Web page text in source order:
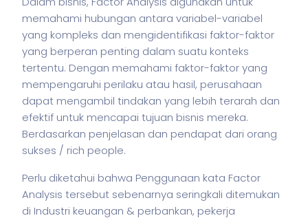
memahami hubungan antara variabel-variabel
yang kompleks dan mengidentifikasi faktor-faktor
yang berperan penting dalam suatu konteks
tertentu. Dengan memahami faktor-faktor yang
mempengaruhi perilaku atau hasil, perusahaan
dapat mengambil tindakan yang lebih terarah dan
efektif untuk mencapai tujuan bisnis mereka.
Berdasarkan penjelasan dan pendapat dari orang
sukses / rich people.
Perlu diketahui bahwa Penggunaan kata Factor
Analysis tersebut sebenarnya seringkali ditemukan
di Industri keuangan & perbankan, pekerja